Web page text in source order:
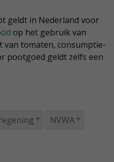
geldt in Nederland voor
op het gebruik van
tomaten, consumptie-
pootgoed geldt zelfs een
NVWA